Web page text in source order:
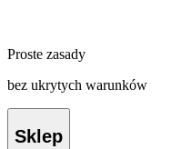
Proste zasady
bez ukrytych warunków
Sklep